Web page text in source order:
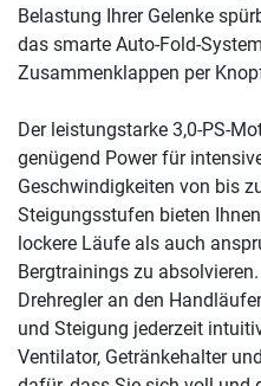
Belastung Ihrer Gelenke
das smarte Auto-Fold-
Zusammenklappen per
Der leistungstarke 3,0-PS-
genügend Power für
Geschwindigkeiten von bis
Steigungsstufen bieten
lockere Läufe als auch
Bergtrainings zu
Drehregler an den
und Steigung jederzeit
Ventilator, Getränkehalter